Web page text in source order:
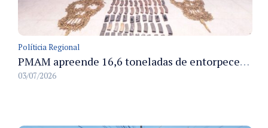
Políticia Regional
PMAM apreende 16,6 toneladas de entorpecentes e registra aumento nas prisões em flagrante e nas capturas de foragidos no primeiro semestre de 2026
03/07/2026